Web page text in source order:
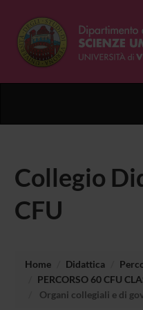
Collegio
CFU
Home Didattica
PERCORSO 60 CFU
Organi collegiali e di